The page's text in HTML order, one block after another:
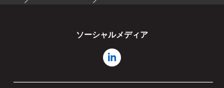
ソーシャルメディア